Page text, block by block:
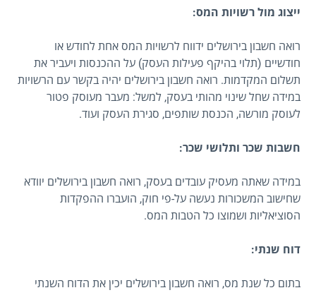
ייצוג מול רשויות המס:
רואה חשבון בירושלים ידווח לרשויות המס אחת לחודש או
חודשיים (תלוי בהיקף פעילות העסק) על ההכנסות ויעביר את
תשלום המקדמות. רואה חשבון בירושלים יהיה בקשר עם הרשויות
במידה שחל שינוי מהותי בעסק, למשל: מעבר מעוסק פטור
לעוסק מורשה, הכנסת שותפים, סגירת העסק ועוד.
חשבות שכר ותלושי שכר:
במידה שאתה מעסיק עובדים בעסק, רואה חשבון בירושלים יוודא
שחישוב המשכורות נעשה על-פי חוק, הועברו ההפקדות
הסוציאליות ושמוצו כל הטבות המס.
דוח שנתי:
בתום כל שנת מס, רואה חשבון בירושלים יכין את הדוח השנתי